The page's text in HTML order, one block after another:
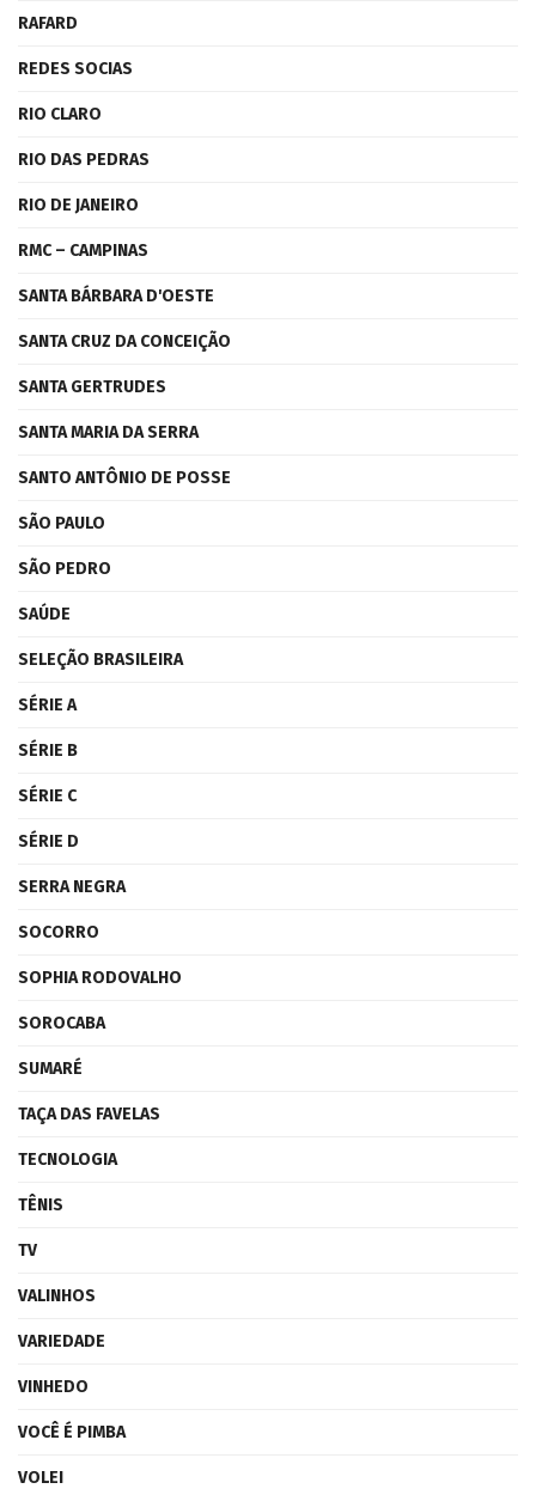
RAFARD
REDES SOCIAS
RIO CLARO
RIO DAS PEDRAS
RIO DE JANEIRO
RMC – CAMPINAS
SANTA BÁRBARA D'OESTE
SANTA CRUZ DA CONCEIÇÃO
SANTA GERTRUDES
SANTA MARIA DA SERRA
SANTO ANTÔNIO DE POSSE
SÃO PAULO
SÃO PEDRO
SAÚDE
SELEÇÃO BRASILEIRA
SÉRIE A
SÉRIE B
SÉRIE C
SÉRIE D
SERRA NEGRA
SOCORRO
SOPHIA RODOVALHO
SOROCABA
SUMARÉ
TAÇA DAS FAVELAS
TECNOLOGIA
TÊNIS
TV
VALINHOS
VARIEDADE
VINHEDO
VOCÊ É PIMBA
VOLEI